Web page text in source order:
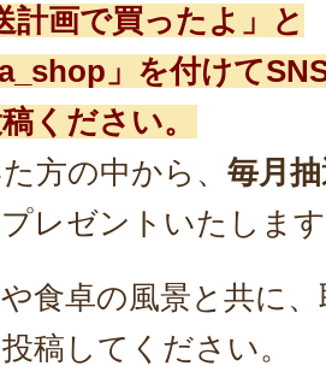
計画で買ったよ」と
」を付けて
ください。
方の中から、 毎月
レゼントいたしま
食卓の風景と共に
稿してください。